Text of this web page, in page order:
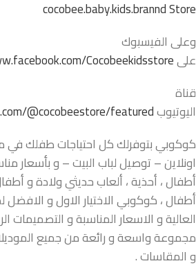
cocobee.baby.kids.brannd Store
وعلى الفيسبوك
علىCocobeekidsstore/
قناة
اليوتيوب@cocobeestore/featured
كوكوبي بتوفرلك كل احتياجات طفلك في
اونلاين – توصيل لباب البيت – و بأسعار
أطفال ، أحذية ، ألعاب حديثي ولادة و
أطفال ، كوكوبي الاختيار الاول و الافضل
العالية و الاسعار المناسبة و التصميمات
مجموعة واسعة و رائعة من جميع
و المقاسات .